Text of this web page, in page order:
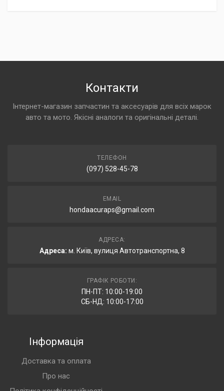
Контакти
Інтернет-магазин запчастин та аксесуарів для всіх марок
авто та мото. Якісні аналоги та оригінальні деталі.
ТЕЛЕФОН
(097) 528-45-78
EMAIL
hondaacuraps@gmail.com
АДРЕСА:
Адреса: м. Київ, вулиця Автотранспортна, 8
ГРАФІК РОБОТИ:
ПН-ПТ: 10:00-19:00
СБ-НД: 10:00-17:00
Інформація
Доставка та оплата
Про нас